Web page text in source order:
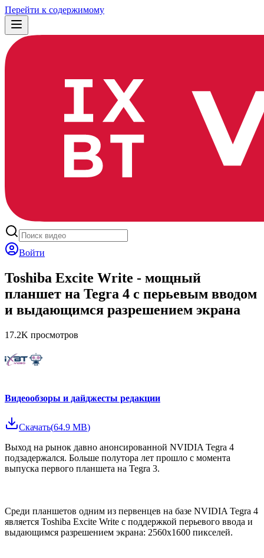
Перейти к содержимому
Войти
Toshiba Excite Write - мощный
планшет на Tegra 4 с перьевым вводом
и выдающимся разрешением экрана
17.2K просмотров
Видеообзоры и дайджесты редакции
Скачать(64.9 MB)
Выход на рынок давно анонсированной NVIDIA Tegra 4
подзадержался. Больше полутора лет прошло с момента
выпуска первого планшета на Tegra 3.
Среди планшетов одним из первенцев на базе NVIDIA Tegra 4
является Toshiba Excite Write с поддержкой перьевого ввода и
выдающимся разрешением экрана: 2560х1600 пикселей.